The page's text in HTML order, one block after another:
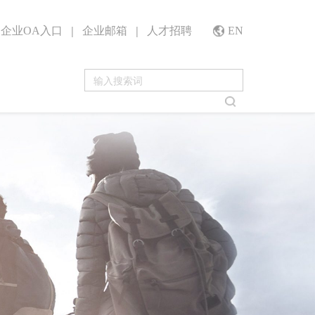
企业OA入口 | 企业邮箱 | 人才招聘 EN